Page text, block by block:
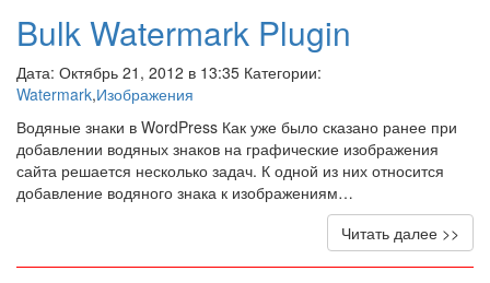
Bulk Watermark Plugin
Дата: Октябрь 21, 2012 в 13:35 Категории:
Watermark,Изображения
Водяные знаки в WordPress Как уже было сказано ранее при
добавлении водяных знаков на графические изображения
сайта решается несколько задач. К одной из них относится
добавление водяного знака к изображениям…
Читать далее >>